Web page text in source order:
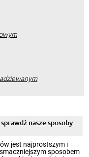
nasze sposoby
jest najprostszym i
sposobem